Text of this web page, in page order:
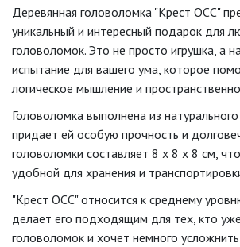
Деревянная головоломка "Крест ОСС"
уникальный и интересный подарок для
головоломок. Это не просто игрушка, а
испытание для вашего ума, которое
логическое мышление и
Головоломка выполнена из
придает ей особую прочность и
головоломки составляет 8 x 8 x 8 см,
удобной для хранения и
"Крест ОСС" относится к среднему
делает его подходящим для тех, кто
головоломок и хочет немного